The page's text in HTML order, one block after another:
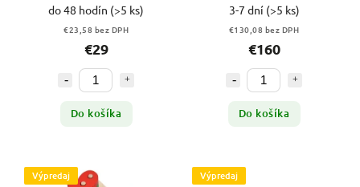
do 48 hodín (>5 ks)
€23,58 bez DPH
€29
Do košíka
3-7 dní (>5 ks)
€130,08 bez DPH
€160
Do košíka
Výpredaj Výpredaj